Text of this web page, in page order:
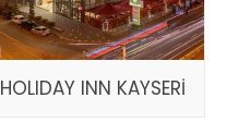
HOLIDAY INN KAYSERİ